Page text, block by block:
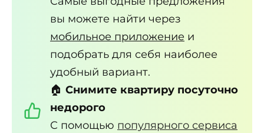
вы можете найти через
мобильное приложение и
подобрать для себя наиболее
удобный вариант.
🏠 Снимите квартиру посуточно
недорого
С помощью популярного сервиса